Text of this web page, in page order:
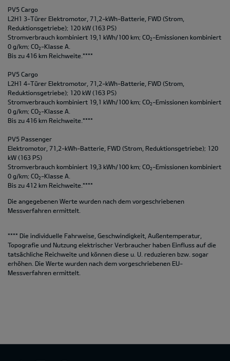
PV5 Cargo
L2H1 3-Türer Elektromotor, 71,2-kWh-Batterie, FWD (Strom,
Reduktionsgetriebe); 120 kW (163 PS)
Stromverbrauch kombiniert 19,1 kWh/100 km; CO2 -Emissionen kombiniert
0 g/km; CO2 -Klasse A.
Bis zu 416 km Reichweite.****
PV5 Cargo
L2H1 4-Türer Elektromotor, 71,2-kWh-Batterie, FWD (Strom,
Reduktionsgetriebe); 120 kW (163 PS)
Stromverbrauch kombiniert 19,1 kWh/100 km; CO2 -Emissionen kombiniert
0 g/km; CO2 -Klasse A.
Bis zu 416 km Reichweite.****
PV5 Passenger
Elektromotor, 71,2-kWh-Batterie, FWD (Strom, Reduktionsgetriebe); 120
kW (163 PS)
Stromverbrauch kombiniert 19,3 kWh/100 km; CO2 -Emissionen kombiniert
0 g/km; CO2 -Klasse A.
Bis zu 412 km Reichweite.****
Die angegebenen Werte wurden nach dem vorgeschriebenen
Messverfahren ermittelt.
**** Die individuelle Fahrweise, Geschwindigkeit, Außentemperatur,
Topografie und Nutzung elektrischer Verbraucher haben Einfluss auf die
tatsächliche Reichweite und können diese u. U. reduzieren bzw. sogar
erhöhen. Die Werte wurden nach dem vorgeschriebenen EU-
Messverfahren ermittelt.